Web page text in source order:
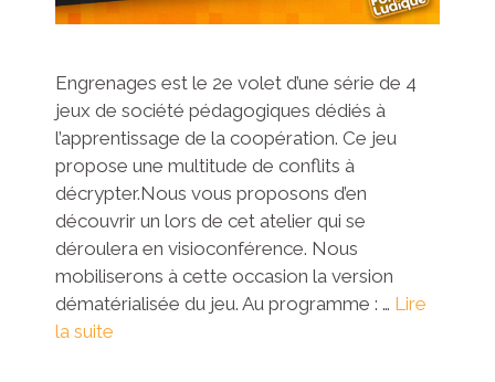
Engrenages est le 2e volet d’une série de 4
jeux de société pédagogiques dédiés à
l’apprentissage de la coopération. Ce jeu
propose une multitude de conflits à
décrypter.Nous vous proposons d’en
découvrir un lors de cet atelier qui se
déroulera en visioconférence. Nous
mobiliserons à cette occasion la version
dématérialisée du jeu. Au programme : … Lire
la suite